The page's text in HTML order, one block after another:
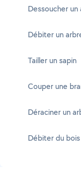
Dessoucher un
Débiter un
Tailler un sapin
Couper une
Déraciner un
Débiter du bois